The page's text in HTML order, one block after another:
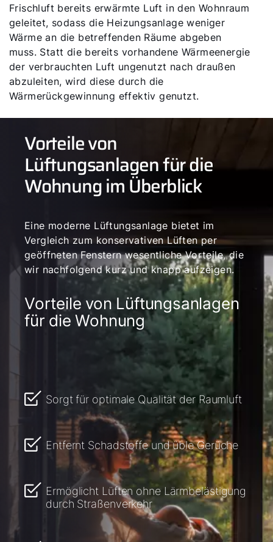
Frischluft bereits erwärmte Luft in den Wohnraum
geleitet, sodass die Heizungsanlage weniger
Wärme an die betreffenden Räume abgeben
muss. Statt die bereits vorhandene Wärmeenergie
der verbrauchten Luft ungenutzt nach draußen
abzuleiten, wird diese durch die
Wärmerückgewinnung effektiv genutzt.
Vorteile von
Lüftungsanlagen für die
Wohnung im Überblick
Eine moderne Lüftungsanlage bietet im
Vergleich zum konservativen Lüften per
geöffneten Fenstern wesentliche Vorteile, die
wir nachfolgend kurz und knapp aufzeigen.
Vorteile von Lüftungsanlagen
für die Wohnung
Sorgt für optimale Qualität der Raumluft
Entfernt Schadstoffe und üble Gerüche
Ermöglicht Lüften ohne Lärmbelästigung
durch Straßenverkehr